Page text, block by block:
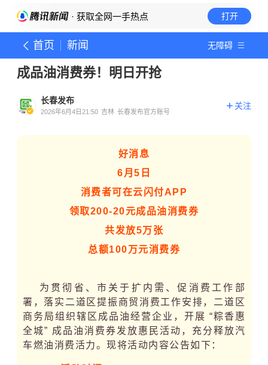
· 获取全网一手热点 打开
首页 新闻 无障碍
成品油消费券！明日开抢
长春发布
2026年6月4日21:50 吉林 长春发布官方账号
关注
好消息
6月5日
消费者可在云闪付APP
领取200-20元成品油消费券
共发放5万张
总额100万元消费券
为贯彻省、市关于扩内需、促消费工作部
署，落实二道区提振商贸消费工作安排，二道区
商务局组织辖区成品油经营企业，开展 “粽香惠
全城” 成品油消费券发放惠民活动，充分释放汽
车燃油消费活力。现将活动内容公告如下：